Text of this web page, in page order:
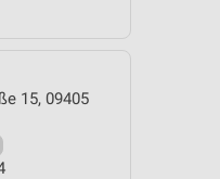
15, 09405